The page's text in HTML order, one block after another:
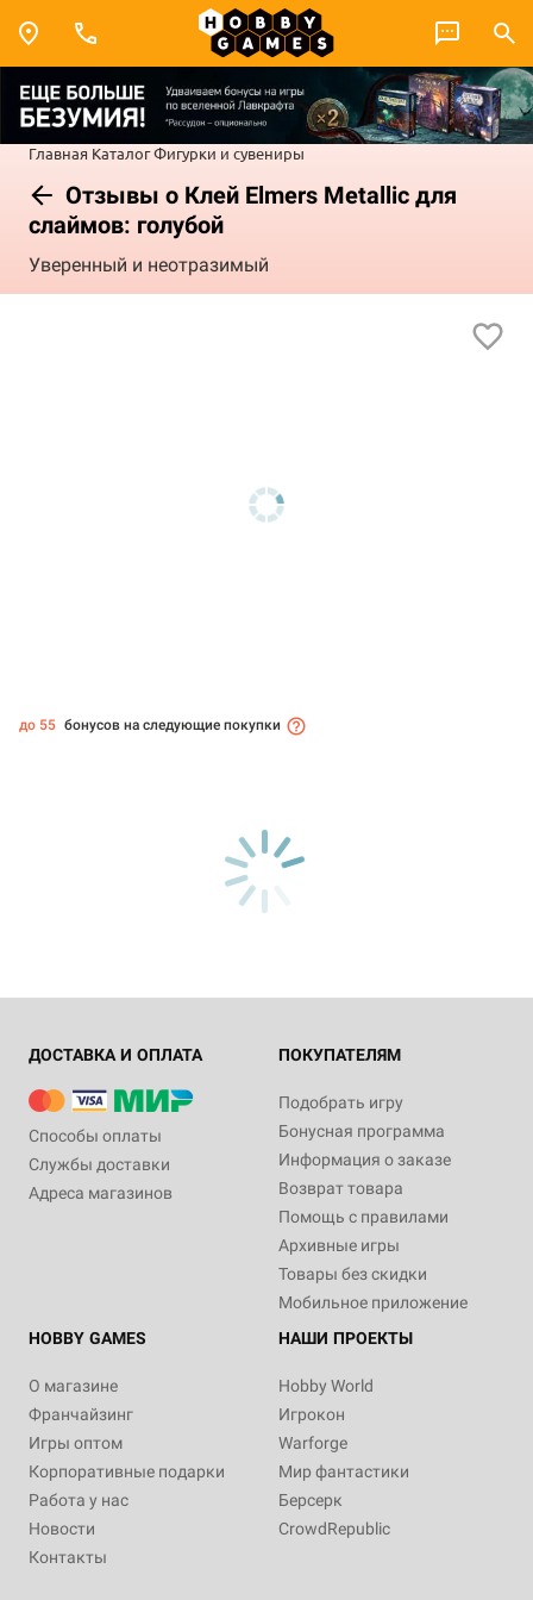
Главная КаталогФигурки и сувениры
Отзывы о Клей Elmers Metallic для
слаймов: голубой
Уверенный и неотразимый
до 55 бонусов на следующие покупки
ДОСТАВКА И ОПЛАТА
Способы оплаты
Службы доставки
Адреса магазинов
ПОКУПАТЕЛЯМ
Подобрать игру
Бонусная программа
Информация о заказе
Возврат товара
Помощь с правилами
Архивные игры
Товары без скидки
Мобильное приложение
HOBBY GAMES
О магазине
Франчайзинг
Игры оптом
Корпоративные подарки
Работа у нас
Новости
Контакты
НАШИ ПРОЕКТЫ
Hobby World
Игрокон
Warforge
Мир фантастики
Берсерк
CrowdRepublic